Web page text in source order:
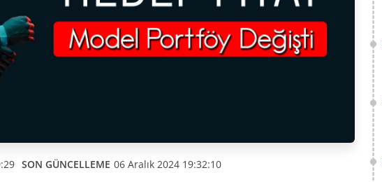
SON GÜNCELLEME 06 Aralık 2024 19:32:10